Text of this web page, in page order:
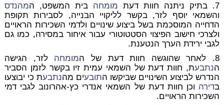
7. בתיק ניתנה חוות דעת
מומחה בית המשפט, המהנדס
והשמאי יוסף לזר, בקשר לליקויי הבנייה, לסבירות תקופת
הדחייה המוסכמת בשל ביצוע שינויים ולדמי השכירות הראויים
ולצרכי חישוב הפיצוי הסטטוטורי עבור איחור במסירה, כמו גם
לגבי ירידת הערך הנטענת.
8. לאחר שהוגשה חוות דעת של ה
מומחה לזר, הגישה
הנתבעת, חוות דעת של השמאי עמית זיו בקשר לזמן הסביר
הנדרש לביצוע השינויים שביקשו התובעים מהנתבעת כי יבוצעו
בדירה וכן חוות דעת של השמאי אנדרי כץ-אהרונוב לגבי דמי
השכירות הראויים.